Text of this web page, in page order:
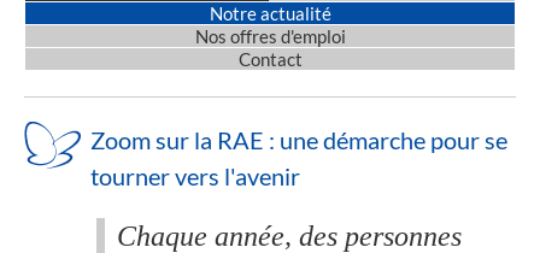
Notre actualité
Nos offres d'emploi
Contact
Zoom sur la RAE : une démarche pour se
tourner vers l'avenir
Chaque année, des personnes